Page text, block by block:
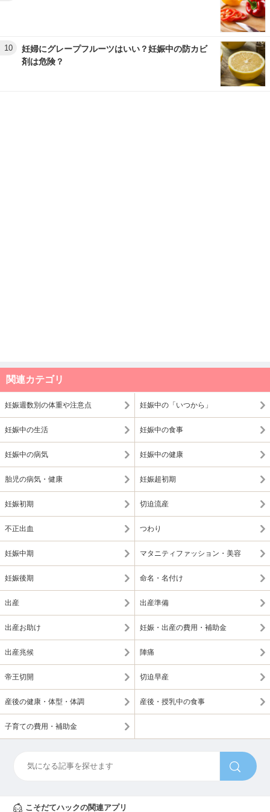
10
妊婦にグレープフルーツはいい？妊娠中の防カビ
剤は危険？
関連カテゴリ
妊娠週数別の体重や注意点 妊娠中の「いつから」
妊娠中の生活 妊娠中の食事
妊娠中の病気 妊娠中の健康
胎児の病気・健康 妊娠超初期
妊娠初期 切迫流産
不正出血 つわり
妊娠中期 マタニティファッション・美容
妊娠後期 命名・名付け
出産 出産準備
出産お助け 妊娠・出産の費用・補助金
出産兆候 陣痛
帝王切開 切迫早産
産後の健康・体型・体調 産後・授乳中の食事
子育ての費用・補助金
こそだてハックの関連アプリ